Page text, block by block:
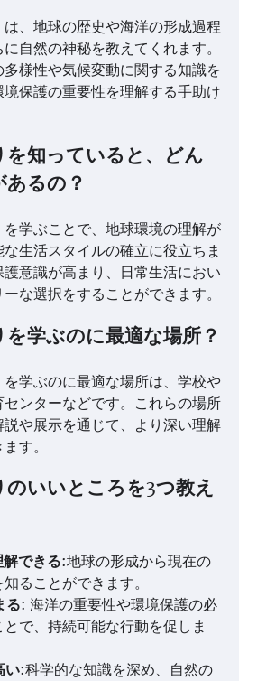
は、地球の歴史や海洋の形成過程
自然の神秘を教えてくれます。
多様性や気候変動に関する知識を
保護の重要性を理解する手助け
知っていると、どん
るの？
を学ぶことで、地球環境の理解が
生活スタイルの確立に役立ちま
意識が高まり、日常生活におい
な選択をすることができます。
学ぶのに最適な場所？
を学ぶのに最適な場所は、学校や
ンターなどです。これらの場所
や展示を通じて、より深い理解
す。
いいところを3つ教え
できる:地球の形成から現在の
ることができます。
る: 海洋の重要性や環境保護の必
で、持続可能な行動を促しま
い:科学的な知識を深め、自然の